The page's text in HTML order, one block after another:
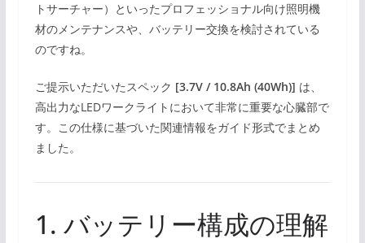
トサーチャー）といったプロフェッショナル向け照明機
材のメンテナンスや、バッテリー交換を検討されている
のですね。
ご提示いただいたスペック [3.7V / 10.8Ah (40Wh)] は、
高出力なLEDワークライトにおいて非常に重要な心臓部で
す。この仕様に基づいた関連情報をガイド形式でまとめ
ました。
1. バッテリー構成の理解